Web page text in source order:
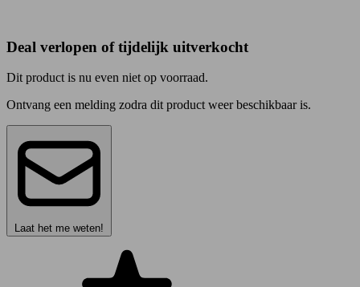
Deal verlopen of tijdelijk uitverkocht
Dit product is nu even niet op voorraad.
Ontvang een melding zodra dit product weer beschikbaar is.
Laat het me weten!